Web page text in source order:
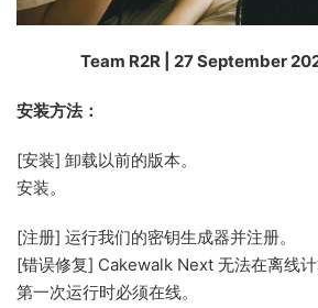
Team R2R | 27 September
安装方法：
[安装] 卸载以前的版本。
安装。
[注册] 运行我们的密钥生成器并注册。
[错误修复] Cakewalk Next 无法在离线计
第一次运行时必须在线。